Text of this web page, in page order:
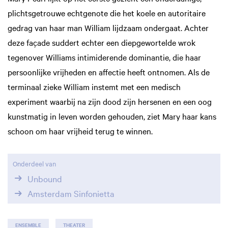
plichtsgetrouwe echtgenote die het koele en autoritaire
gedrag van haar man William lijdzaam ondergaat. Achter
deze façade suddert echter een diepgewortelde wrok
tegenover Williams intimiderende dominantie, die haar
persoonlijke vrijheden en affectie heeft ontnomen. Als de
terminaal zieke William instemt met een medisch
experiment waarbij na zijn dood zijn hersenen en een oog
kunstmatig in leven worden gehouden, ziet Mary haar kans
schoon om haar vrijheid terug te winnen.
Onderdeel van
Unbound
Amsterdam Sinfonietta
ENSEMBLE THEATER